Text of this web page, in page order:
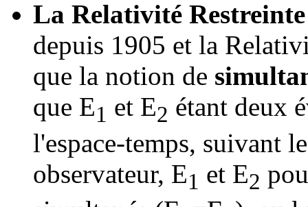
La Relativité Restreinte
depuis 1905 et la
que la notion de
que E1 et E2 étant deux
l'espace-temps, suivant
observateur, E1 et E2